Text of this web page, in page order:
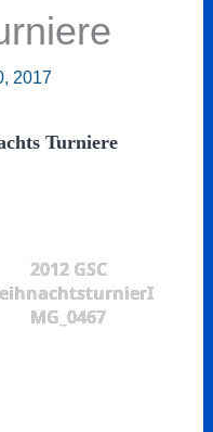
2017
Turniere
2012 GSC
MG_0467